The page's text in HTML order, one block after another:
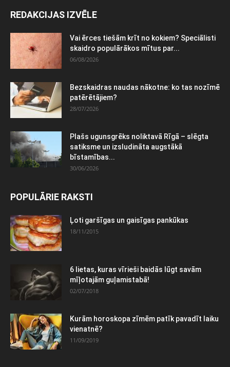
REDAKCIJAS IZVĒLE
Vai ērces tiešām krīt no kokiem? Speciālisti
skaidro populārākos mītus par...
06/08/2026
Bezskaidras naudas nākotne: ko tas nozīmē
patērētājiem?
28/07/2026
Plašs ugunsgrēks noliktavā Rīgā – slēgta
satiksme un izsludināta augstākā
bīstamības...
30/06/2026
POPULĀRIE RAKSTI
Ļoti garšīgas un gaisīgas pankūkas
18/11/2015
6 lietas, kuras vīrieši baidās lūgt savām
mīļotajām guļamistabā!
02/07/2018
Kurām horoskopa zīmēm patīk pavadīt laiku
vienatnē?
11/09/2019